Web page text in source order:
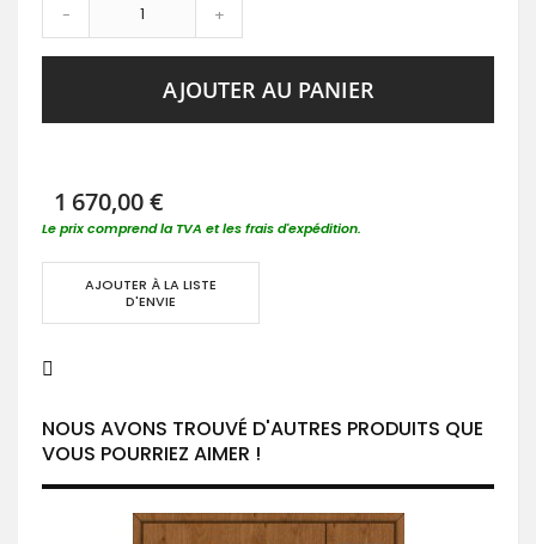
- +
AJOUTER AU PANIER
1 670,00 €
Le prix comprend la TVA et les frais d'expédition.
AJOUTER À LA LISTE
D'ENVIE
NOUS AVONS TROUVÉ D'AUTRES PRODUITS QUE
VOUS POURRIEZ AIMER !